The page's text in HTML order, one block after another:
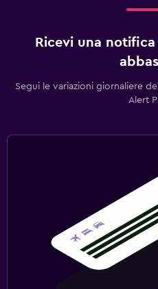
Ricevi una
Segui le variazioni giornaliere
Alert